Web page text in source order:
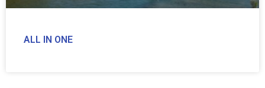
ALL IN ONE